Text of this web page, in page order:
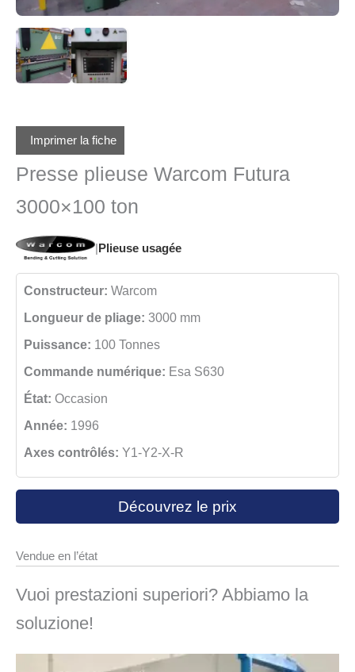
Imprimer la fiche
Presse plieuse Warcom Futura
3000×100 ton
|Plieuse usagée
Constructeur: Warcom
Longueur de pliage: 3000 mm
Puissance: 100 Tonnes
Commande numérique: Esa S630
État: Occasion
Année: 1996
Axes contrôlés: Y1-Y2-X-R
Découvrez le prix
Vendue en l’état
Vuoi prestazioni superiori? Abbiamo la
soluzione!